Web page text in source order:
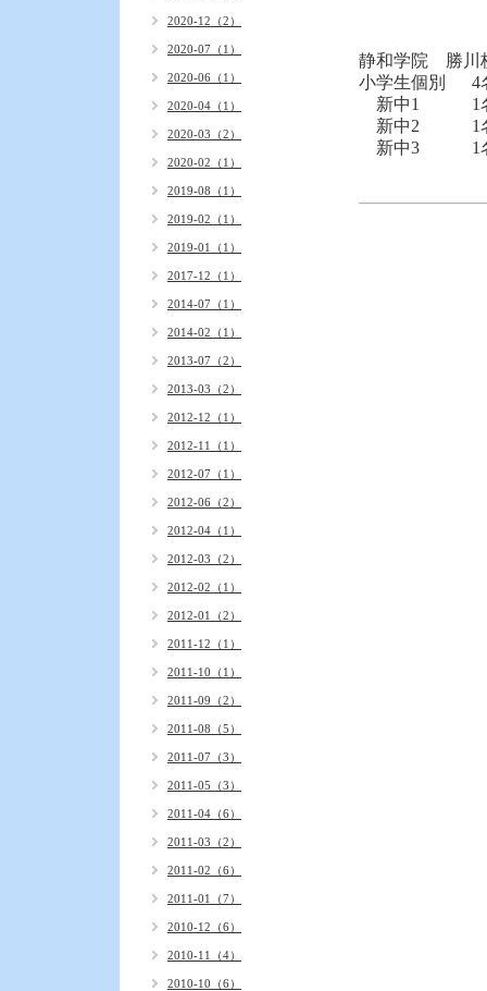
静和学院 勝川
小学生個別 4
新中1 1
新中2 1
新中3 1
2020-12（2）
2020-07（1）
2020-06（1）
2020-04（1）
2020-03（2）
2020-02（1）
2019-08（1）
2019-02（1）
2019-01（1）
2017-12（1）
2014-07（1）
2014-02（1）
2013-07（2）
2013-03（2）
2012-12（1）
2012-11（1）
2012-07（1）
2012-06（2）
2012-04（1）
2012-03（2）
2012-02（1）
2012-01（2）
2011-12（1）
2011-10（1）
2011-09（2）
2011-08（5）
2011-07（3）
2011-05（3）
2011-04（6）
2011-03（2）
2011-02（6）
2011-01（7）
2010-12（6）
2010-11（4）
2010-10（6）